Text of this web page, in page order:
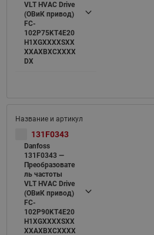
VLT HVAC Drive
(ОВиК привод)
FC-
102P75KT4E20
H1XGXXXXSXX
XXAXBXCXXXX
DX
131F0343
Danfoss
131F0343 —
Преобразовате
ль частоты
VLT HVAC Drive
(ОВиК привод)
FC-
102P90KT4E20
H1XGXXXXSXX
XXAXBXCXXXX